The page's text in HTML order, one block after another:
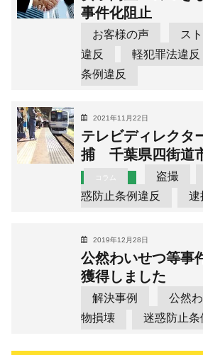
事件化阻止
お客様の声
ス
違反
軽犯罪法違反
条例違反
2021年11月22日
テレビディレクタ
捕 千葉県四街道
コラム 盗撮
惑防止条例違反
逮
2019年12月28日
公然わいせつ等事
獲得しました
解決事例 公然
物損壊
迷惑防止条